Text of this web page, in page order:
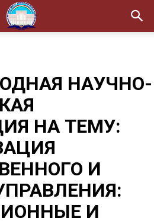
НАУЧНО-
НА ТЕМУ:
И
И